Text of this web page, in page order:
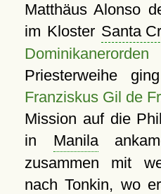
Matthäus Alonso
im Kloster Santa
Dominikanerorden
Priesterweihe
Franziskus Gil de
Mission auf die
in Manila
zusammen mit
nachTonkin, wo